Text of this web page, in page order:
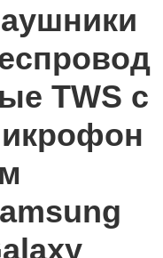
TWS с